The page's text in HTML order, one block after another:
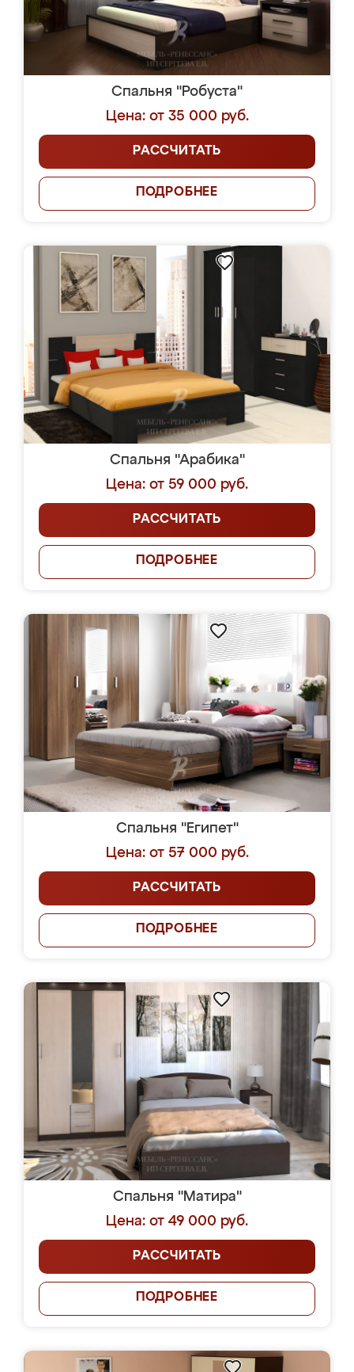
Спальня "Робуста"
Цена: от 35 000 руб.
РАССЧИТАТЬ
ПОДРОБНЕЕ
Спальня "Арабика"
Цена: от 59 000 руб.
РАССЧИТАТЬ
ПОДРОБНЕЕ
Спальня "Египет"
Цена: от 57 000 руб.
РАССЧИТАТЬ
ПОДРОБНЕЕ
Спальня "Матира"
Цена: от 49 000 руб.
РАССЧИТАТЬ
ПОДРОБНЕЕ